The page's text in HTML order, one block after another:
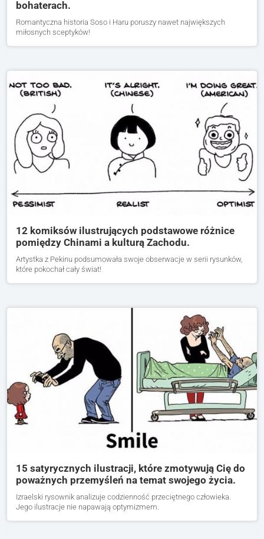
bohaterach.
Romantyczna historia Soso i Haru poruszy nawet największych
miłosnych sceptyków!
12 komiksów ilustrujących podstawowe różnice
pomiędzy Chinami a kulturą Zachodu.
Artystka z Pekinu podsumowała swoje obserwacje w serii rysunków,
które pokochał cały świat!
15 satyrycznych ilustracji, które zmotywują Cię do
poważnych przemyśleń na temat swojego życia.
Izraelski rysownik analizuje codzienność przeciętnego człowieka.
Jego ilustracje nie napawają optymizmem.